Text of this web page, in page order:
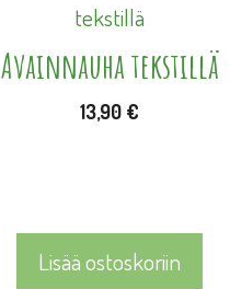
Avainnauha tekstillä
13,90 €
Lisää ostoskoriin